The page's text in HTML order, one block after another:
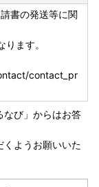
書の発送等に関
ます。
contact_pr
なび」からはお答
くようお願いいた